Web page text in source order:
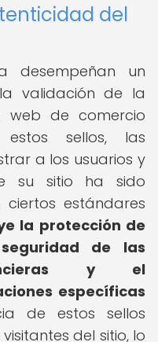
del
desempeñan un
validación de la
web de comercio
estos sellos, las
a los usuarios y
su sitio ha sido
estándares
la protección de
de las
y el
específicas
de estos sellos
del sitio, lo